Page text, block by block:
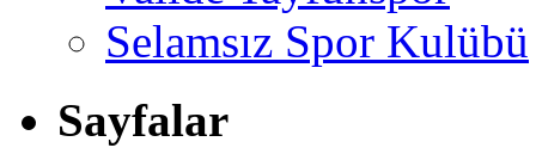
Selamsız Spor Kulübü
Sayfalar